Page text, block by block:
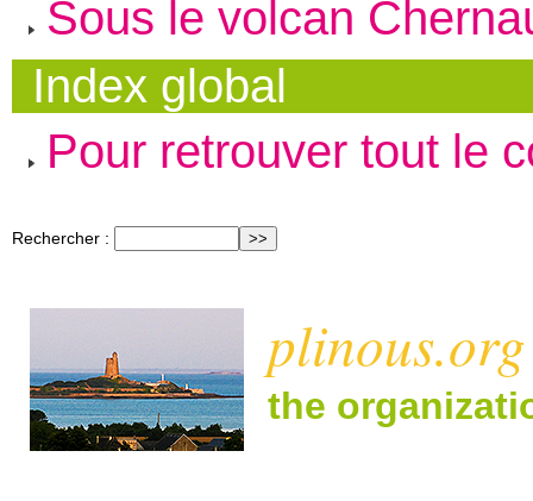
Sous le volcan
Index global
Pour retrouver tout le
Rechercher :
plinous.org
the